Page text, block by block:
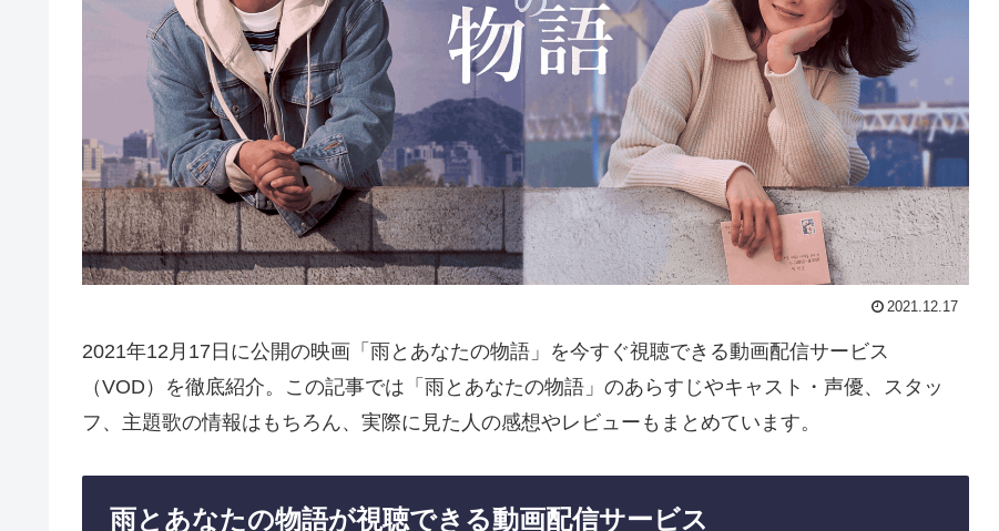
2021.12.17
2021年12月17日に公開の映画「雨とあなたの物語」を今すぐ視聴できる動画配信サービス
（VOD）を徹底紹介。この記事では「雨とあなたの物語」のあらすじやキャスト・声優、スタッ
フ、主題歌の情報はもちろん、実際に見た人の感想やレビューもまとめています。
雨とあなたの物語が視聴できる動画配信サービス